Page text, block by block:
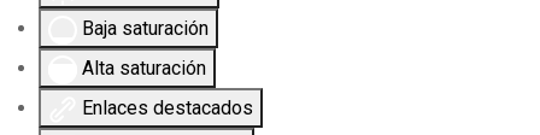
Baja saturación
Alta saturación
Enlaces destacados